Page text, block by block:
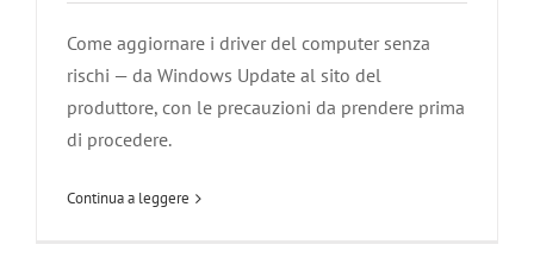
Come aggiornare i driver del computer senza
rischi — da Windows Update al sito del
produttore, con le precauzioni da prendere prima
di procedere.
Continua a leggere